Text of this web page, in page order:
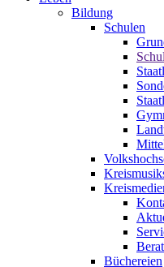
Bildung
Schulen
Büchereien